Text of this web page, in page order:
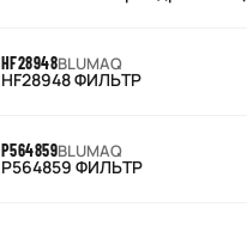
HF28948BLUMAQ
HF28948 ФИЛЬТР
P564859BLUMAQ
P564859 ФИЛЬТР